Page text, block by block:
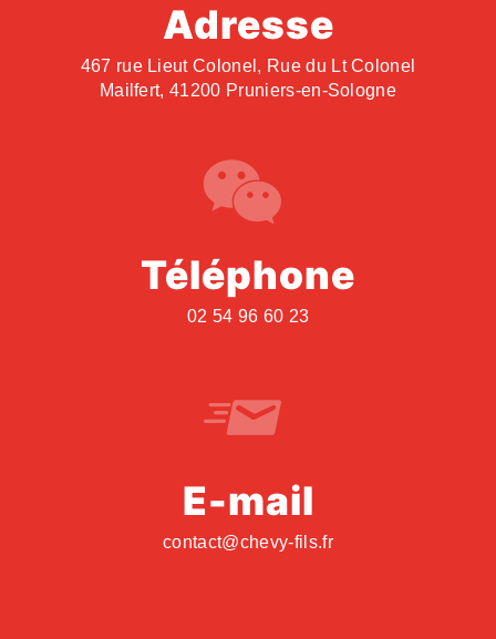
Adresse
467 rue Lieut Colonel, Rue du Lt Colonel
Mailfert, 41200 Pruniers-en-Sologne
Téléphone
02 54 96 60 23
E-mail
contact@chevy-fils.fr